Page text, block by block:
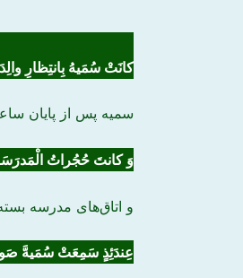
کانَتْ سُمَیهُ بِانتِظارِ
سمیه پس از پایان
وَ کانتَ حُجُراتُ
و اتاق‌های مدرسه
عِندَئِذٍ سَمِعَتْ سُمَیهَّ